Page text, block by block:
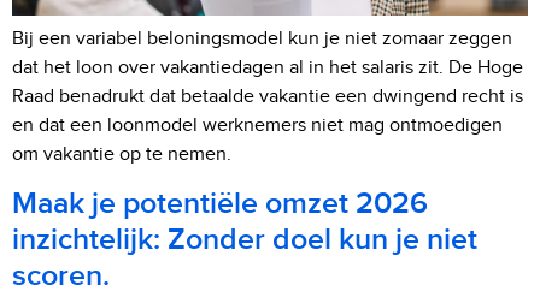
Bij een variabel beloningsmodel kun je niet zomaar zeggen
dat het loon over vakantiedagen al in het salaris zit. De Hoge
Raad benadrukt dat betaalde vakantie een dwingend recht is
en dat een loonmodel werknemers niet mag ontmoedigen
om vakantie op te nemen.
Maak je potentiële omzet 2026
inzichtelijk: Zonder doel kun je niet
scoren.